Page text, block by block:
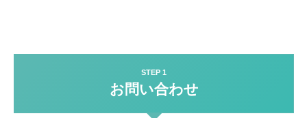
STEP 1
お問い合わせ